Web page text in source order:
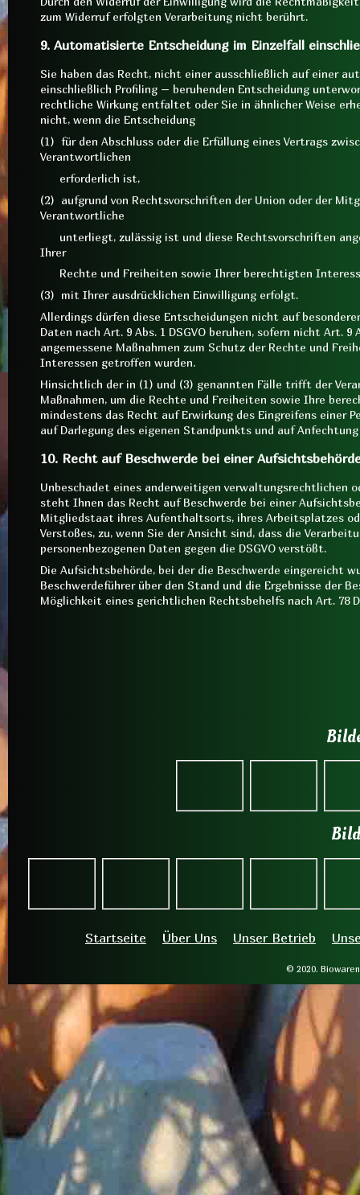
zum Widerruf erfolgten Verarbeitung nicht berührt.
9. Automatisierte Entscheidung im Einzelfall
Sie haben das Recht, nicht einer ausschließlich auf einer
einschließlich Profiling – beruhenden Entscheidung
rechtliche Wirkung entfaltet oder Sie in ähnlicher Weise
nicht, wenn die Entscheidung
(1) für den Abschluss oder die Erfüllung eines Vertrags
Verantwortlichen
erforderlich ist,
(2) aufgrund von Rechtsvorschriften der Union oder der
Verantwortliche
unterliegt, zulässig ist und diese Rechtsvorschriften
Ihrer
Rechte und Freiheiten sowie Ihrer berechtigten
(3) mit Ihrer ausdrücklichen Einwilligung erfolgt.
Allerdings dürfen diese Entscheidungen nicht auf
Daten nach Art. 9 Abs. 1 DSGVO beruhen, sofern nicht Art. 9
angemessene Maßnahmen zum Schutz der Rechte und
Interessen getroffen wurden.
Hinsichtlich der in (1) und (3) genannten Fälle trifft der
Maßnahmen, um die Rechte und Freiheiten sowie Ihre
mindestens das Recht auf Erwirkung des Eingreifens einer
auf Darlegung des eigenen Standpunkts und auf
10. Recht auf Beschwerde bei einer
Unbeschadet eines anderweitigen verwaltungsrechtlichen
steht Ihnen das Recht auf Beschwerde bei einer
Mitgliedstaat ihres Aufenthaltsorts, ihres Arbeitsplatzes
Verstoßes, zu, wenn Sie der Ansicht sind, dass die
personenbezogenen Daten gegen die DSGVO verstößt.
Die Aufsichtsbehörde, bei der die Beschwerde eingereicht
Beschwerdeführer über den Stand und die Ergebnisse der
Möglichkeit eines gerichtlichen Rechtsbehelfs nach Art. 78
Startseite Über Uns Unser Betrieb
© 2020.